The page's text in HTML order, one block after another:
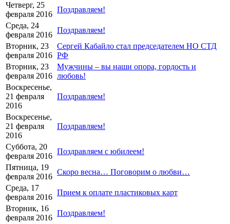
Четверг, 25
февраля 2016
Поздравляем!
Среда, 24
февраля 2016
Поздравляем!
Вторник, 23
февраля 2016
Сергей Кабайло стал председателем НО СТД
РФ
Вторник, 23
февраля 2016
Мужчины – вы наши опора, гордость и
любовь!
Воскресенье,
21 февраля
2016
Поздравляем!
Воскресенье,
21 февраля
2016
Поздравляем!
Суббота, 20
февраля 2016
Поздравляем с юбилеем!
Пятница, 19
февраля 2016
Скоро весна… Поговорим о любви…
Среда, 17
февраля 2016
Прием к оплате пластиковых карт
Вторник, 16
февраля 2016
Поздравляем!